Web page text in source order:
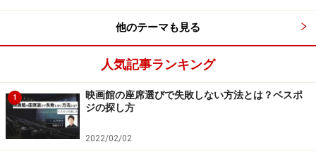
他のテーマも見る
人気記事ランキング
1
映画館の座席選びで失敗しない方法とは？ベスポ
ジの探し方
2022/02/02